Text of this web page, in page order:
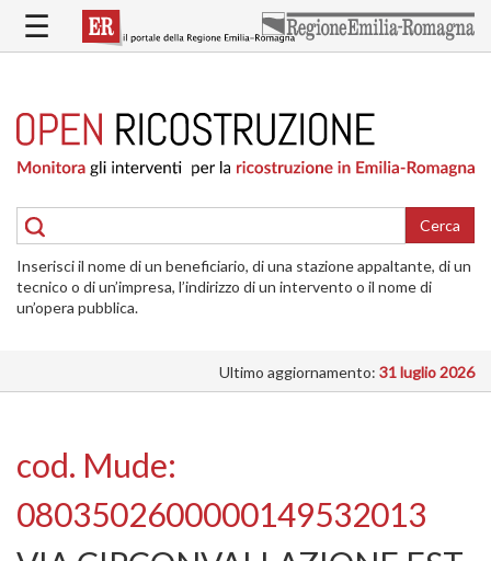
contenuto
RICOSTRUZIONE
PUBBLICA
DELLE
ABITAZIONI
RICOSTRUZIONE
ATTIVITÀ
INTERVENTI
SI
☰
Cerca
Inserisci il nome di un beneficiario, di una stazione appaltante, di un
tecnico o di un’impresa, l’indirizzo di un intervento o il nome di
un’opera pubblica.
Ultimo aggiornamento: 31 luglio 2026
cod. Mude:
0803502600000149532013